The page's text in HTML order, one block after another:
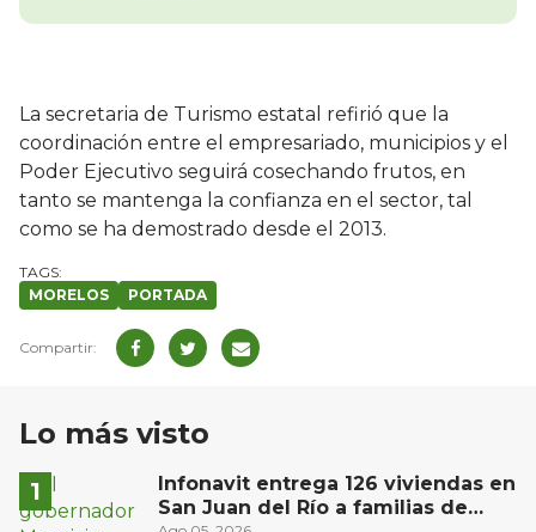
La secretaria de Turismo estatal refirió que la
coordinación entre el empresariado, municipios y el
Poder Ejecutivo seguirá cosechando frutos, en
tanto se mantenga la confianza en el sector, tal
como se ha demostrado desde el 2013.
MORELOS PORTADA
Lo más visto
Infonavit entrega 126 viviendas en
San Juan del Río a familias de